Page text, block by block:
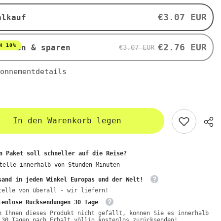
g
BIO
€3.07 EUR
& sparen
10% €3.07 EUR €2.76 EUR
In den Warenkorb legen
Paket soll schneller auf die Reise?
innerhalb von Stunden Minuten
in jeden Winkel Europas und der Welt!
von überall - wir liefern!
Rücksendungen 30 Tage
Ihnen dieses Produkt nicht gefällt, können Sie es innerhalb